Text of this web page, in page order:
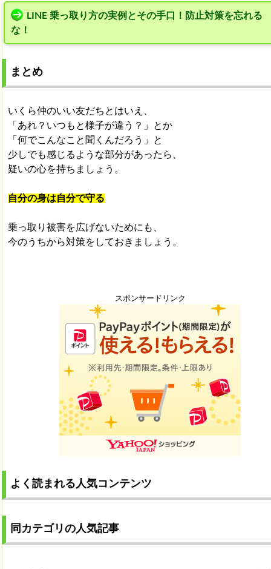
LINE 乗っ取り方の実例とその手口！防止対策を忘れる
な！
まとめ
いくら仲のいい友だちとはいえ、
「あれ？いつもと様子が違う？」とか
「何でこんなこと聞くんだろう」と
少しでも感じるような部分があったら、
疑いの心を持ちましょう。
自分の身は自分で守る
乗っ取り被害を広げないためにも、
今のうちから対策をしておきましょう。
スポンサードリンク
よく読まれる人気コンテンツ
同カテゴリの人気記事